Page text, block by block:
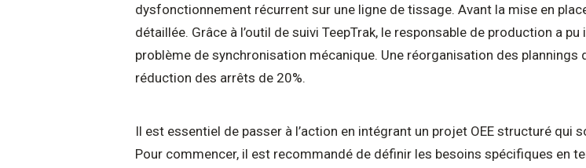
dysfonctionnement récurrent sur une ligne de tissage. Avant la mise en
détaillée. Grâce à l’outil de suivi TeepTrak, le responsable de production a
problème de synchronisation mécanique. Une réorganisation des
réduction des arrêts de 20%.
Il est essentiel de passer à l’action en intégrant un projet OEE structuré qui
Pour commencer, il est recommandé de définir les besoins spécifiques en